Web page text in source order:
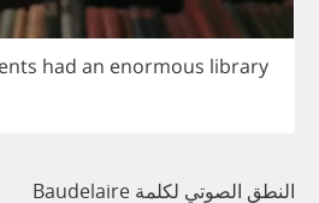
had an enormous library
النطق الصوتي لكلمة Baudelaire